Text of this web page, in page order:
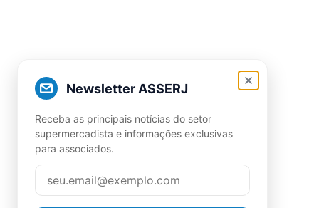
Newsletter ASSERJ
Receba as principais notícias do setor
supermercadista e informações exclusivas
para associados.